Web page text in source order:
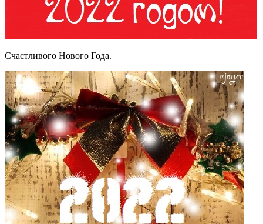
Счастливого Нового Года.